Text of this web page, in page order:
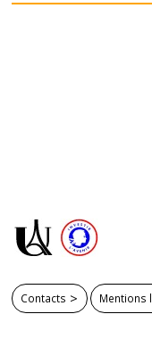
Contacts Mentions